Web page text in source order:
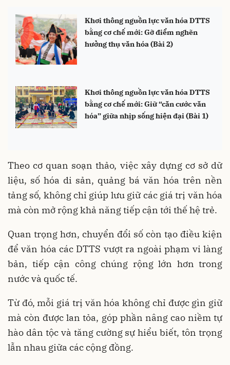
Khơi thông nguồn lực văn hóa DTTS
bằng cơ chế mới: Gỡ điểm nghẽn
hưởng thụ văn hóa (Bài 2)
Khơi thông nguồn lực văn hóa DTTS
bằng cơ chế mới: Giữ “căn cước văn
hóa” giữa nhịp sống hiện đại (Bài 1)
Theo cơ quan soạn thảo, việc xây dựng cơ sở dữ
liệu, số hóa di sản, quảng bá văn hóa trên nền
tảng số, không chỉ giúp lưu giữ các giá trị văn hóa
mà còn mở rộng khả năng tiếp cận tới thế hệ trẻ.
Quan trọng hơn, chuyển đổi số còn tạo điều kiện
để văn hóa các DTTS vượt ra ngoài phạm vi làng
bản, tiếp cận công chúng rộng lớn hơn trong
nước và quốc tế.
Từ đó, mỗi giá trị văn hóa không chỉ được gìn giữ
mà còn được lan tỏa, góp phần nâng cao niềm tự
hào dân tộc và tăng cường sự hiểu biết, tôn trọng
lẫn nhau giữa các cộng đồng.